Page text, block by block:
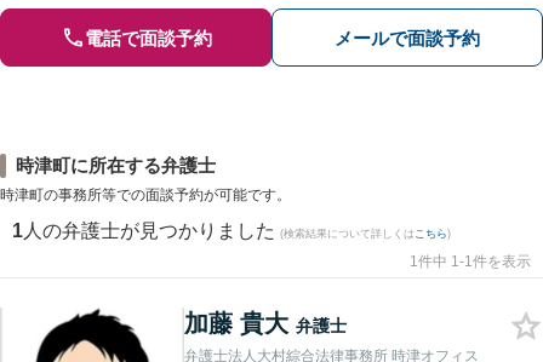
電話で面談予約 メールで面談予約
時津町に所在する弁護士
時津町の事務所等での面談予約が可能です。
1 人の弁護士が見つかりました (検索結果について詳しくは こちら)
1件中 1-1件を表示
加藤 貴大 弁護士
弁護士法人大村綜合法律事務所 時津オフィス